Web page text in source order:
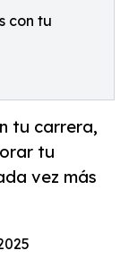
con tu
tu carrera,
tu
vez más